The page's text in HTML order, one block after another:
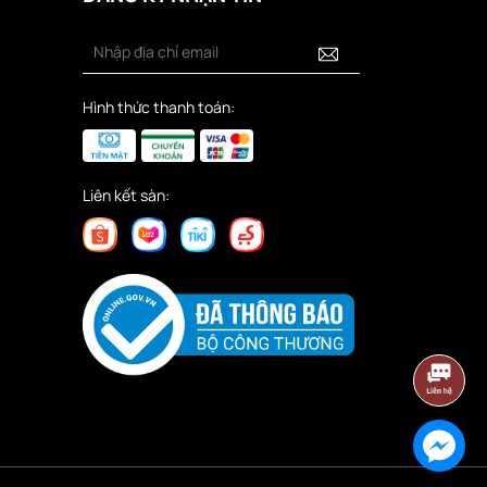
Hình thức thanh toán:
Liên kết sàn: